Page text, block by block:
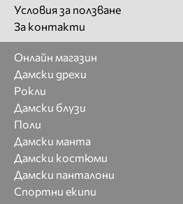
Условия за ползване
За контакти
Онлайн магазин
Дамски дрехи
Рокли
Дамски блузи
Поли
Дамски манта
Дамски костюми
Дамски панталони
Спортни екипи